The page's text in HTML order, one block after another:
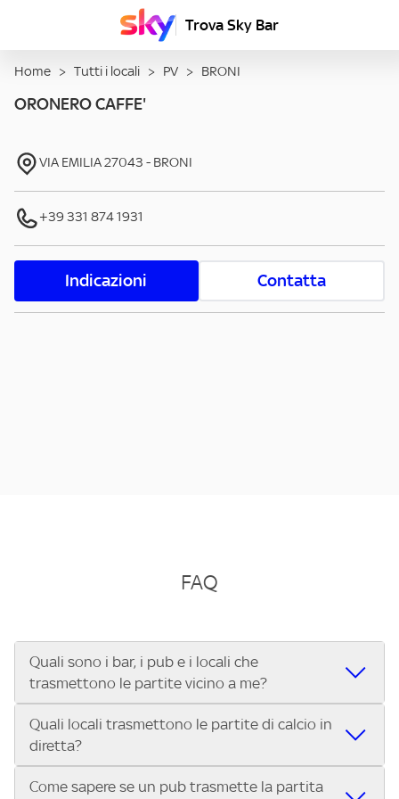
Trova Sky Bar
Home > Tutti i locali > PV > BRONI
ORONERO CAFFE'
VIA EMILIA27043 - BRONI
+39 331 874 1931
Indicazioni Contatta
FAQ
Quali sono i bar, i pub e i locali che
trasmettono le partite vicino a me?
Se cerchi un bar, pub, ristorante o locale vicino a te per
vedere le partite di Serie A ENILIVE, la Serie C Sky Wifi, la
UEFA Champions League, la UEFA Europa League, la UEFA
Conference League, il Tennis, la Formula 1®, la MotoGP™ e
Quali locali trasmettono le partite di calcio in
diretta?
Vuoi sapere quali bar, pub o ristoranti mostrano le partite
Come sapere se un pub trasmette la partita